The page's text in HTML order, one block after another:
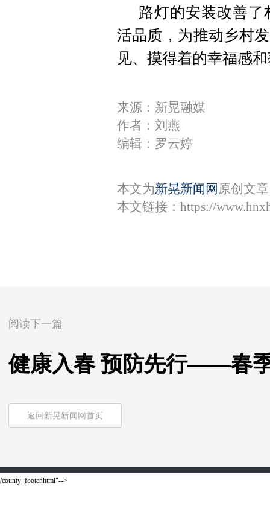
路灯的安装改善
活品质，为推动乡村
见、摸得着的幸福感
来源：新晃融媒
作者：刘燕
编辑：罗云婷
本文为新晃新闻网 原创文
本文链接： https://
阅读下一篇
健康入春 预防先行——春
返回新晃新闻网首页
/county_footer.html"-->